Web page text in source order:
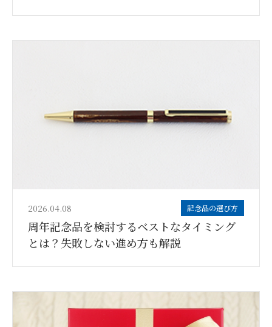
2026.04.08 記念品の選び方
周年記念品を検討するベストなタイミング
とは？失敗しない進め方も解説